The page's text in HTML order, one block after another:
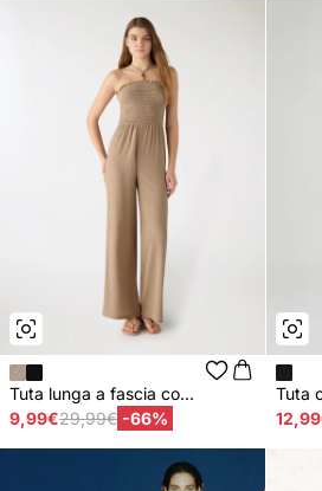
Tuta lunga a fascia co...
9,99€29,99€ -66%
Tuta